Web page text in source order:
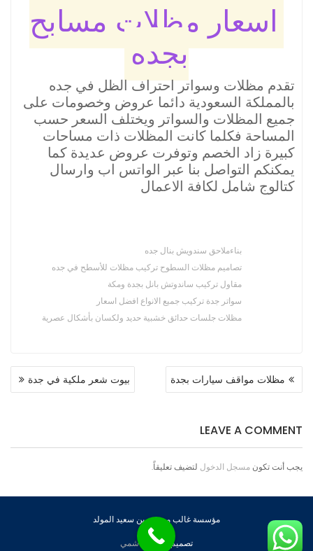
اسعار مظلات مسابح
بجده
تقدم مظلات وسواتر احتراف الظل في جده
بالمملكة السعودية دائما عروض وخصومات على
جميع المظلات والسواتر ويختلف السعر حسب
المساحة فكلما كانت المظلات ذات مساحات
كبيرة زاد الخصم وتوفرت عروض عديدة كما
يمكنكم التواصل بنا عبر الواتس اب وارسال
كتالوج شامل لكافة الاعمال
بناءملاحق سندويش بنال جده
تصاميم مظلات السطوح تركيب مظلات للأسطح في جده
مقاول تركيب ساندوتش بانل بجدة ومكة
سواتر جدة تركيب جميع الانواع افضل اسعار
مظلات جلسات حدائق خشبية حديد ولكسان بأشكال عصرية
تصفّح
المقالات
مظلات مواقف سيارات بجدة بيوت شعر ملكية في جدة
LEAVE A COMMENT
يجب أنت تكون مسجل الدخول لتضيف تعليقاً.
مؤسسة غالب مسيفر بن سعيد المولد
تصميم
عبود الهاشمي